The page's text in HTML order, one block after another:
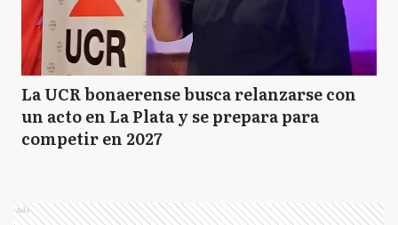
La UCR bonaerense busca relanzarse con
un acto en La Plata y se prepara para
competir en 2027
Ads